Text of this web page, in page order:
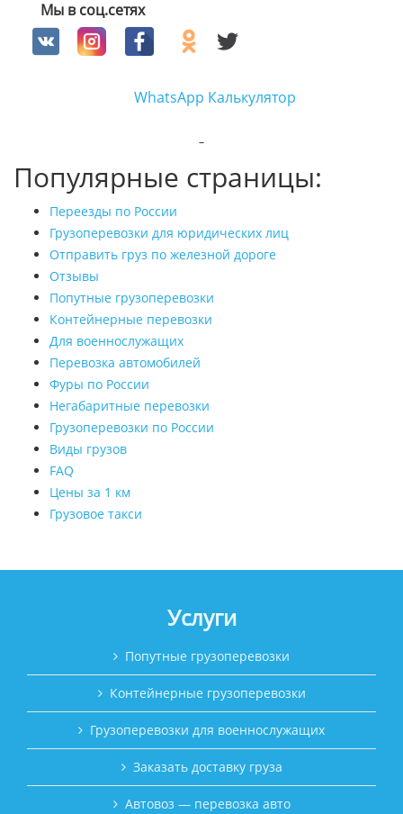
Мы в соц.сетях
WhatsApp Калькулятор
Популярные страницы:
Переезды по России
Грузоперевозки для юридических лиц
Отправить груз по железной дороге
Отзывы
Попутные грузоперевозки
Контейнерные перевозки
Для военнослужащих
Перевозка автомобилей
Фуры по России
Негабаритные перевозки
Грузоперевозки по России
Виды грузов
FAQ
Цены за 1 км
Грузовое такси
Услуги
Попутные грузоперевозки
Контейнерные грузоперевозки
Грузоперевозки для военнослужащих
Заказать доставку груза
Автовоз — перевозка авто